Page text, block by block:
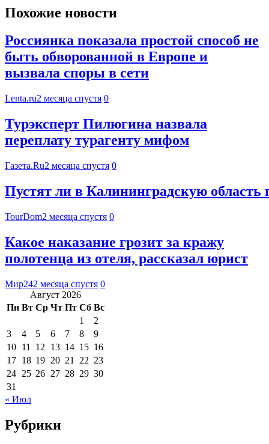
Похожие новости
Россиянка показала простой способ не
быть обворованной в Европе и
вызвала споры в сети
Lenta.ru2 месяца спустя 0
Турэксперт Пилюгина назвала
переплату турагенту мифом
Газета.Ru2 месяца спустя 0
Пустят ли в Калининградскую область
TourDom2 месяца спустя 0
Какое наказание грозит за кражу
полотенца из отеля, рассказал юрист
Мир242 месяца спустя 0
Август 2026
Пн Вт Ср Чт Пт Сб Вс
1
2
3
4 5 6 7 8
9
10 11 12 13 14 15 16
17 18 19 20 21 22 23
24 25 26 27 28 29 30
31
« Июл
Рубрики